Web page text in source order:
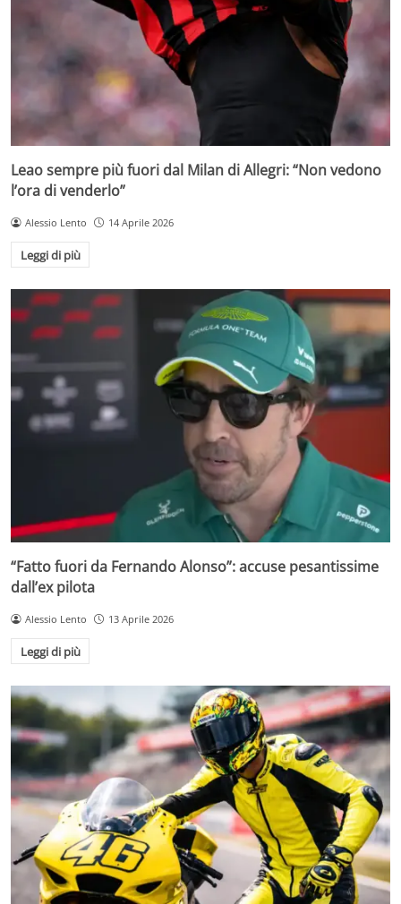
Leao sempre più fuori dal Milan di Allegri: “Non vedono
l’ora di venderlo”
Alessio Lento 14 Aprile 2026
Leggi di più
“Fatto fuori da Fernando Alonso”: accuse pesantissime
dall’ex pilota
Alessio Lento 13 Aprile 2026
Leggi di più